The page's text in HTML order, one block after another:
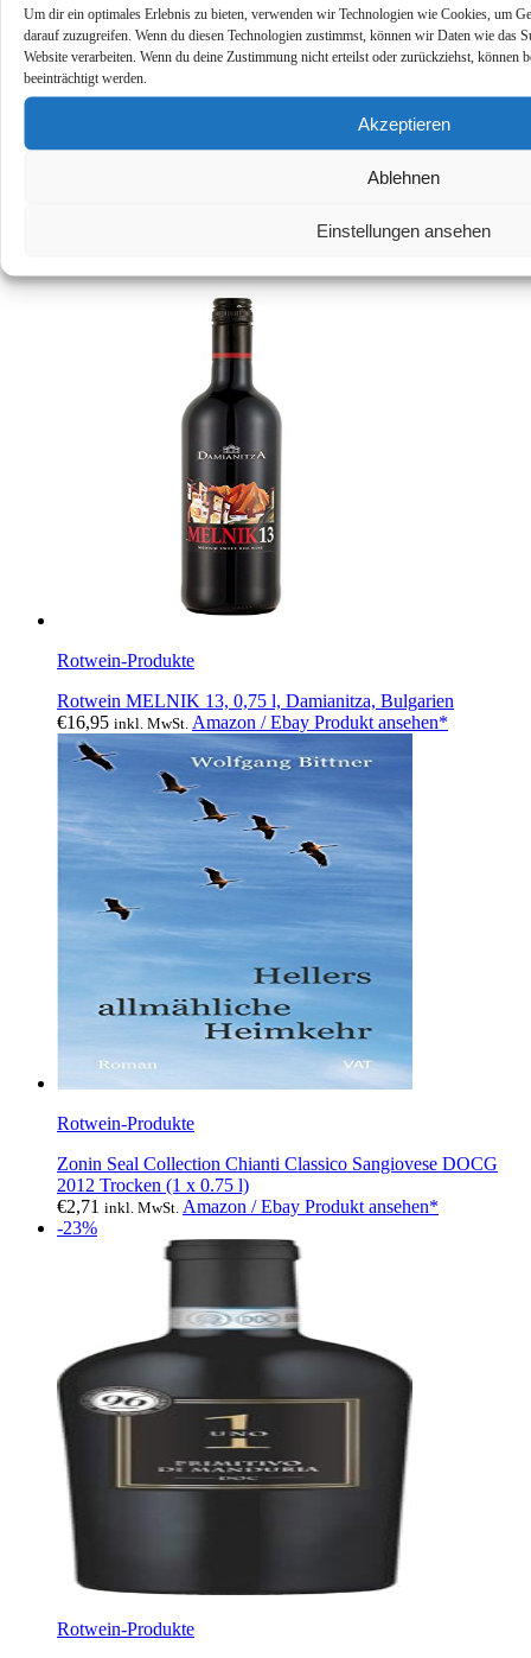
Model 11440104
Is Adult Product
Amazon,Rotwein
Rotwein-Produkte
Rotwein MELNIK 13, 0,75 l, Damianitza, Bulgarien
€16,95 inkl. MwSt. Amazon / Ebay Produkt ansehen*
Rotwein-Produkte
Zonin Seal Collection Chianti Classico Sangiovese DOCG
2012 Trocken (1 x 0.75 l)
€2,71 inkl. MwSt. Amazon / Ebay Produkt ansehen*
-23%
Rotwein-Produkte
Um dir ein optimales Erlebnis zu bieten, verwenden wir Technologien wie Cookies, um
darauf zuzugreifen. Wenn du diesen Technologien zustimmst, können wir Daten wie das
Website verarbeiten. Wenn du deine Zustimmung nicht erteilst oder zurückziehst, können
beeinträchtigt werden.
Akzeptieren
Ablehnen
Einstellungen ansehen